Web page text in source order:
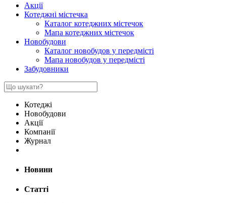
Акції
Котеджні містечка
Каталог котеджних містечок
Мапа котеджних містечок
Новобудови
Каталог новобудов у передмісті
Мапа новобудов у передмісті
Забудовники
Котеджі
Новобудови
Акції
Компанії
Журнал
Новини
Статті